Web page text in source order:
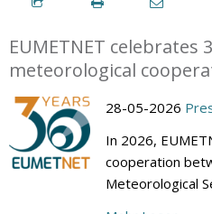
EUMETNET celebrates
meteorological
28-05-2026
In 2026,
cooperation
Meteorological